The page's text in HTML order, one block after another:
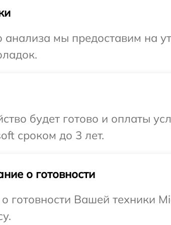
анализа мы предоставим на
будет готово и оплаты
сроком до 3 лет.
о готовности
Вашей техники